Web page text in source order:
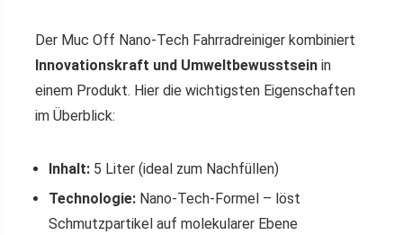
Der Muc Off Nano-Tech Fahrradreiniger kombiniert
Innovationskraft und Umweltbewusstsein in
einem Produkt. Hier die wichtigsten Eigenschaften
im Überblick:
Inhalt: 5 Liter (ideal zum Nachfüllen)
Technologie: Nano-Tech-Formel – löst
Schmutzpartikel auf molekularer Ebene